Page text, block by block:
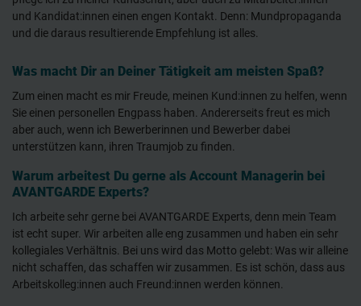
und Kandidat:innen einen engen Kontakt. Denn: Mundpropaganda
und die daraus resultierende Empfehlung ist alles.
Was macht Dir an Deiner Tätigkeit am meisten Spaß?
Zum einen macht es mir Freude, meinen Kund:innen zu helfen, wenn
Sie einen personellen Engpass haben. Andererseits freut es mich
aber auch, wenn ich Bewerberinnen und Bewerber dabei
unterstützen kann, ihren Traumjob zu finden.
Warum arbeitest Du gerne als Account Managerin bei
AVANTGARDE Experts?
Ich arbeite sehr gerne bei AVANTGARDE Experts, denn mein Team
ist echt super. Wir arbeiten alle eng zusammen und haben ein sehr
kollegiales Verhältnis. Bei uns wird das Motto gelebt: Was wir alleine
nicht schaffen, das schaffen wir zusammen. Es ist schön, dass aus
Arbeitskolleg:innen auch Freund:innen werden können.